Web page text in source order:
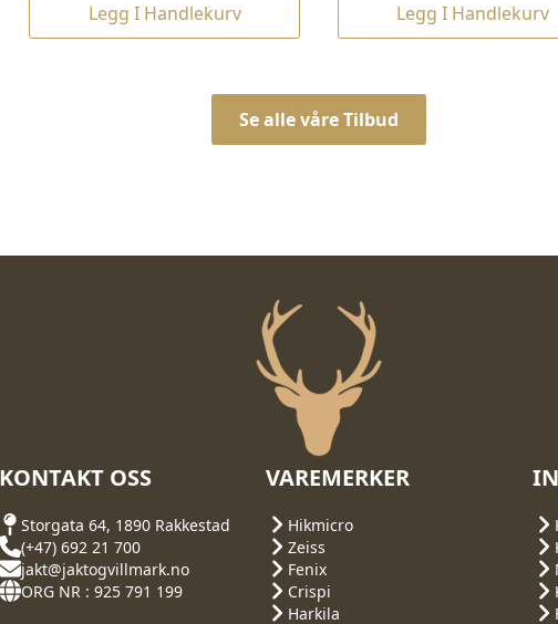
kr 169,00.
kr 129,00.
Legg I Handlekurv Legg I Handlekurv
Se alle våre Tilbud
KONTAKT OSS
Storgata 64, 1890 Rakkestad
(+47) 692 21 700
jakt@jaktogvillmark.no
ORG NR : 925 791 199
VAREMERKER
Hikmicro
Zeiss
Fenix
Crispi
Harkila